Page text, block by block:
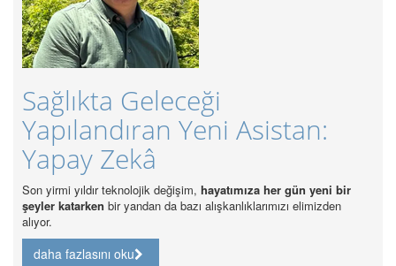
Sağlıkta Geleceği
Yapılandıran Yeni Asistan:
Yapay Zekâ
Son yirmi yıldır teknolojik değişim, hayatımıza her gün yeni bir
şeyler katarken bir yandan da bazı alışkanlıklarımızı elimizden
alıyor.
daha fazlasını oku